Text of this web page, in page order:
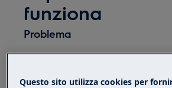
funziona
Problema
La funzione getto di
Questo sito utilizza cookies per